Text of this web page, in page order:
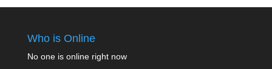
Who is Online
No one is online right now